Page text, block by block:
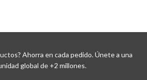
Ahorra en cada pedido. Únete a una
global de +2 millones.